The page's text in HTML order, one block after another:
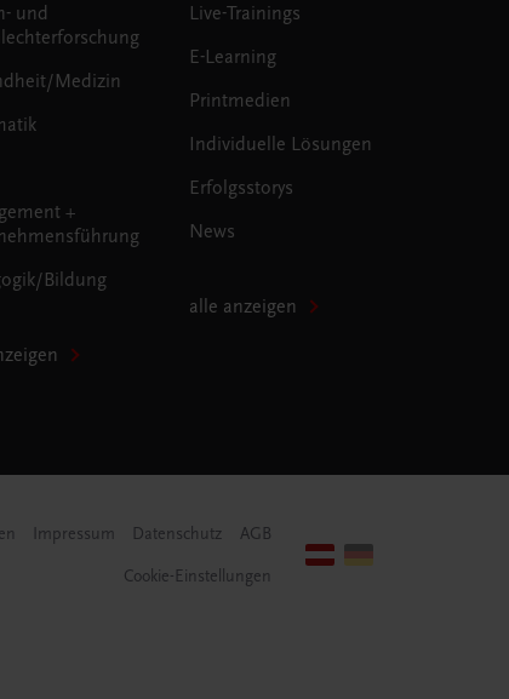
und
Medizin
+
Bildung
Live-Trainings
E-Learning
Printmedien
Individuelle Lösungen
Erfolgsstorys
News
alle anzeigen
Impressum Datenschutz AGB
Cookie-Einstellungen